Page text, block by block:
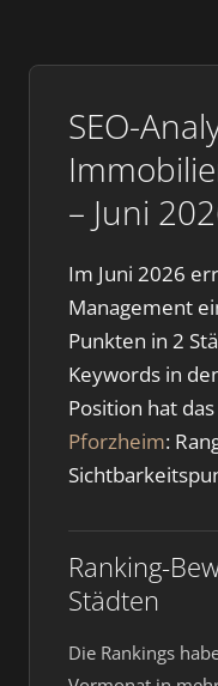
SEO-
– Juni
Im Juni 2026
Management
Punkten in 2
Keywords in
Position hat
Pforzheim:
Ranking-
Städten
Die Rankings